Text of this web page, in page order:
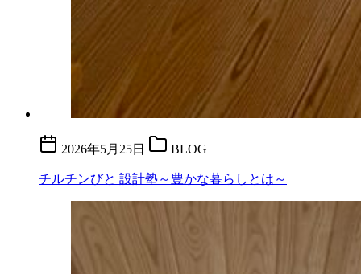
2026年5月25日 BLOG
チルチンびと 設計塾～豊かな暮らしとは～